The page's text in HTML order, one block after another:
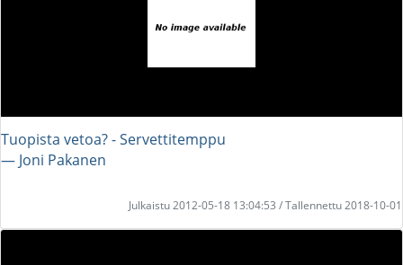
Tuopista vetoa? - Servettitemppu
― Joni Pakanen
Julkaistu 2012-05-18 13:04:53 / Tallennettu 2018-10-01